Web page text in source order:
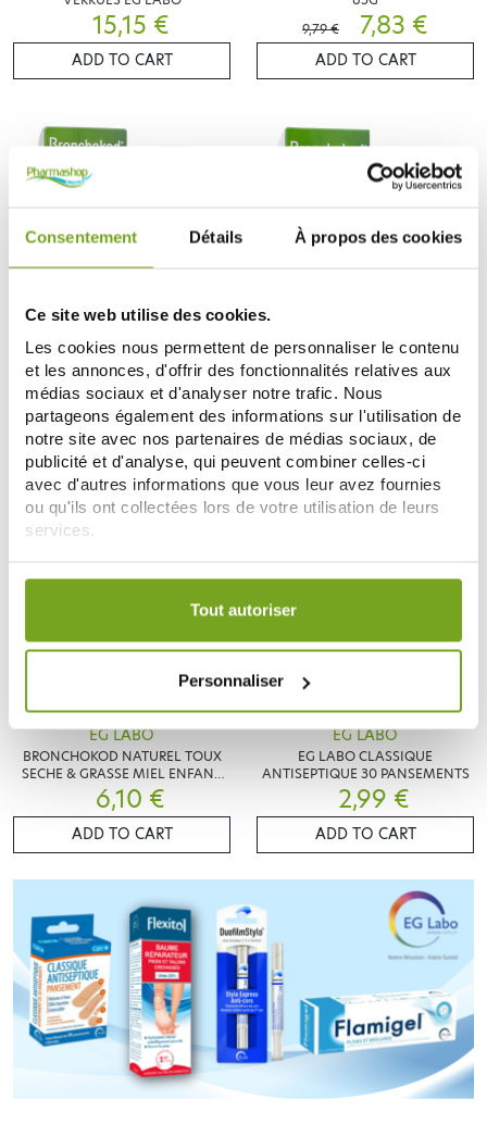
Consentement Détails À propos des cookies
Ce site web utilise des cookies.
Les cookies nous permettent de personnaliser le contenu
et les annonces, d'offrir des fonctionnalités relatives aux
médias sociaux et d'analyser notre trafic. Nous
partageons également des informations sur l'utilisation de
notre site avec nos partenaires de médias sociaux, de
publicité et d'analyse, qui peuvent combiner celles-ci
avec d'autres informations que vous leur avez fournies
ou qu'ils ont collectées lors de votre utilisation de leurs
services.
Votre choix de consentement est conservé pendant une
Tout autoriser
Personnaliser
15,15 €
ADD TO CART
9,79 €
7,83 €
ADD TO CART
EG LABO
BRONCHOKOD NATUREL TOUX
SECHE & GRASSE 120ML
6,10 €
ADD TO CART
EG LABO
BRONCHOKOD NATUREL TOUX
SECHE & GRASSE MIEL 100ML
6,10 €
ADD TO CART
EG LABO
BRONCHOKOD NATUREL TOUX
SECHE & GRASSE MIEL ENFANT
100ML
6,10 €
ADD TO CART
EG LABO
EG LABO CLASSIQUE
ANTISEPTIQUE 30 PANSEMENTS
2,99 €
ADD TO CART